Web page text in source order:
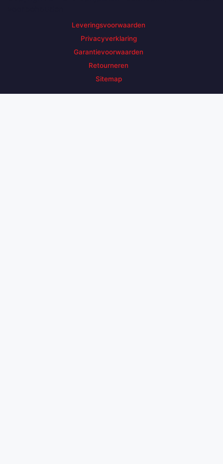
Leveringsvoorwaarden
Privacyverklaring
Garantievoorwaarden
Retourneren
Sitemap